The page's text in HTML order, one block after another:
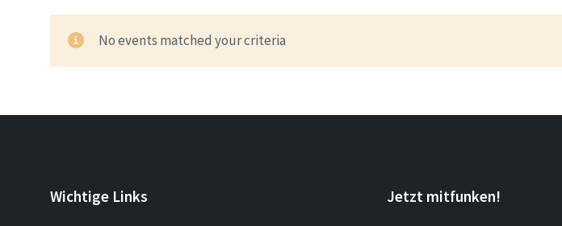
No events matched your criteria
Wichtige Links Jetzt mitfunken!